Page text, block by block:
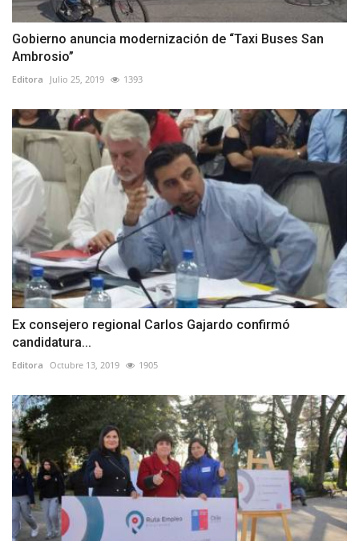
Gobierno anuncia modernización de “Taxi Buses San
Ambrosio”
Editora Julio 25, 2019 1393
Ex consejero regional Carlos Gajardo confirmó
candidatura...
Editora Octubre 13, 2019 1905